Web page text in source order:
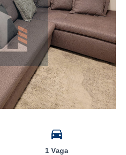
1 Vaga